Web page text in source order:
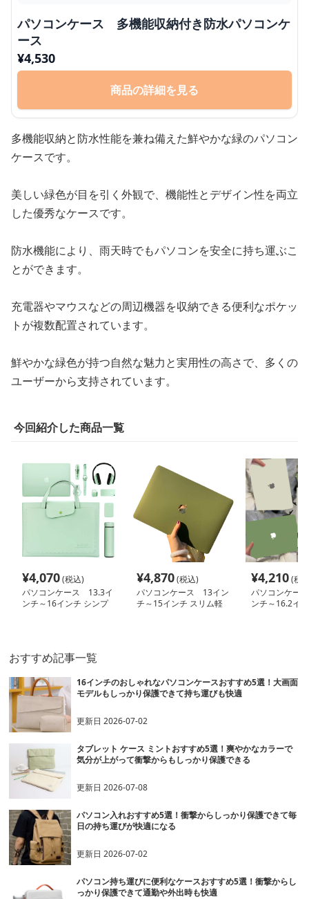
パソコンケース 多機能収納付き防水パソコンケ
ース
¥4,530
商品の詳細を見る
多機能収納と防水性能を兼ね備えた鮮やかな緑のパソコン
ケースです。
美しい緑色が目を引く外観で、機能性とデザイン性を両立
した優秀なケースです。
防水機能により、雨天時でもパソコンを安全に持ち運ぶこ
とができます。
充電器やマウスなどの周辺機器を収納できる便利なポケッ
トが複数配置されています。
鮮やかな緑色が持つ自然な魅力と実用性の高さで、多くの
ユーザーから支持されています。
今回紹介した商品一覧
¥4,070(税込)
パソコンケース 13.3イ
ンチ～16インチ シンプ
¥4,870(税込)
パソコンケース 13イン
チ～15インチ スリム軽
¥4,210(税
パソコンケー
ンチ～16.2イ
おすすめ記事一覧
16インチのおしゃれなパソコンケースおすすめ5選！大画面
モデルもしっかり保護できて持ち運びも快適
更新日2026-07-02
タブレット ケース ミントおすすめ5選！爽やかなカラーで
気分が上がって衝撃からもしっかり保護できる
更新日2026-07-08
パソコン入れおすすめ5選！衝撃からしっかり保護できて毎
日の持ち運びが快適になる
更新日2026-07-02
パソコン持ち運びに便利なケースおすすめ5選！衝撃からし
っかり保護できて通勤や外出時も快適